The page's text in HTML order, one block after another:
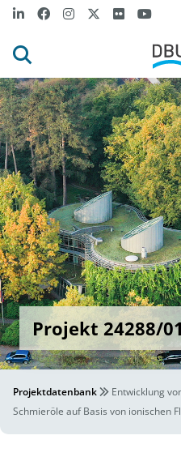
Projekt 24288/01
Projektdatenbank
Entwicklung
Schmieröle auf Basis von ionischen